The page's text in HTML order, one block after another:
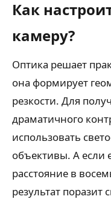
Как
камеру?
Оптика решает
она формирует
резкости. Для
драматичного
использовать
объективы. А если
расстояние в
результат поразит